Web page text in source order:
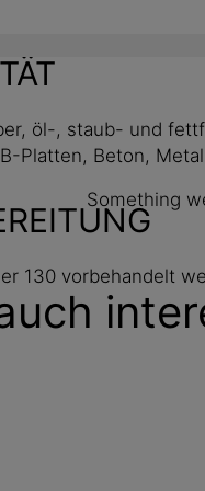
öl-, staub- und
Platten, Beton,
130 vorbehandelt
und Parameter
Something